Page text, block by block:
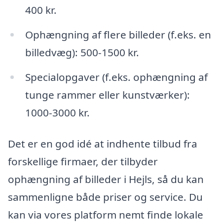
400 kr.
Ophængning af flere billeder (f.eks. en
billedvæg): 500-1500 kr.
Specialopgaver (f.eks. ophængning af
tunge rammer eller kunstværker):
1000-3000 kr.
Det er en god idé at indhente tilbud fra
forskellige firmaer, der tilbyder
ophængning af billeder i Hejls, så du kan
sammenligne både priser og service. Du
kan via vores platform nemt finde lokale